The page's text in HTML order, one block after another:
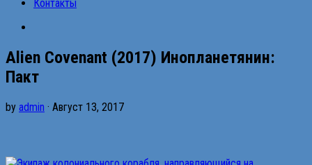
Контакты
Alien Covenant (2017) Инопланетянин:
Пакт
by admin · Август 13, 2017